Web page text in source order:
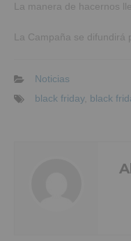
La manera de hacernos
La Campaña se
Noticias
black friday, black